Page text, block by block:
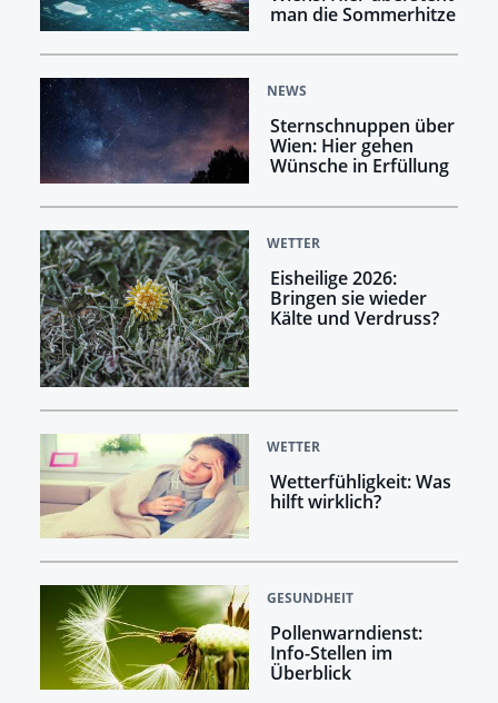
man die Sommerhitze
NEWS
Sternschnuppen über
Wien: Hier gehen
Wünsche in Erfüllung
WETTER
Eisheilige 2026:
Bringen sie wieder
Kälte und Verdruss?
WETTER
Wetterfühligkeit: Was
hilft wirklich?
GESUNDHEIT
Pollenwarndienst:
Info-Stellen im
Überblick